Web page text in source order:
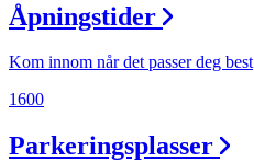
Åpningstider
Kom innom når det passer deg best
1600
Parkeringsplasser